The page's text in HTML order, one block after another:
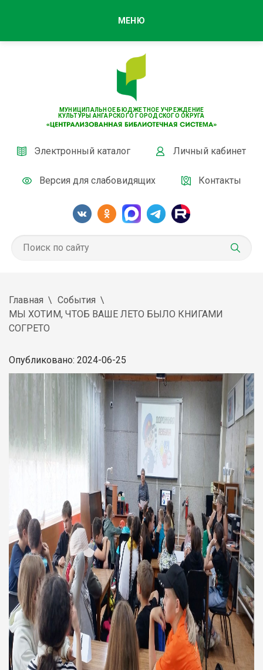
МУНИЦИПАЛЬНОЕ БЮДЖЕТНОЕ УЧРЕЖДЕНИЕ
КУЛЬТУРЫ АНГАРСКОГО ГОРОДСКОГО ОКРУГА
Электронный каталог Личный кабинет
Версия для слабовидящих Контакты
МЕНЮ
Главная
События
МЫ ХОТИМ, ЧТОБ ВАШЕ ЛЕТО БЫЛО КНИГАМИ
СОГРЕТО
Опубликовано: 2024-06-25